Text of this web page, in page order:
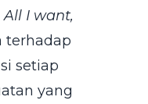
I want,
terhadap
setiap
yang